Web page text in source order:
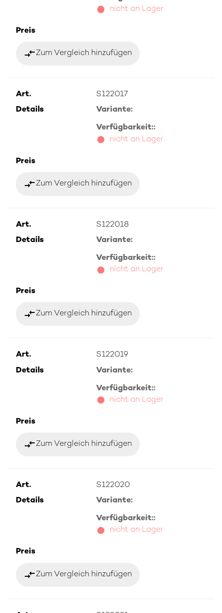
nicht an Lager
Preis
compare_arrowsZum Vergleich hinzufügen
Art.
S122017
Details
Variante:
Verfügbarkeit::
nicht an Lager
Preis
compare_arrowsZum Vergleich hinzufügen
Art.
S122018
Details
Variante:
Verfügbarkeit::
nicht an Lager
Preis
compare_arrowsZum Vergleich hinzufügen
Art.
S122019
Details
Variante:
Verfügbarkeit::
nicht an Lager
Preis
compare_arrowsZum Vergleich hinzufügen
Art.
S122020
Details
Variante:
Verfügbarkeit::
nicht an Lager
Preis
compare_arrowsZum Vergleich hinzufügen